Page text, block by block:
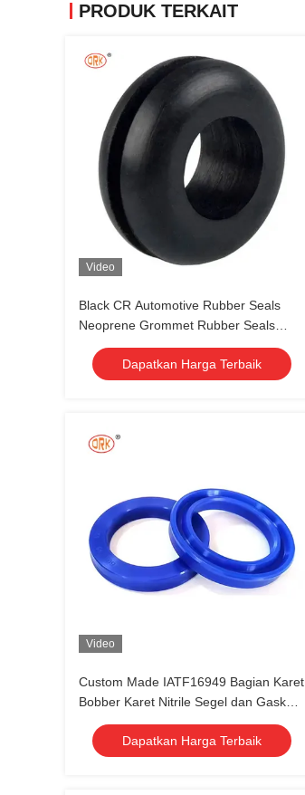
PRODUK TERKAIT
Video
Black CR Automotive Rubber Seals
Neoprene Grommet Rubber Seals
Untuk Kabel Konektor
Dapatkan Harga Terbaik
Video
Custom Made IATF16949 Bagian Karet
Bobber Karet Nitrile Segel dan Gaskets
Otomotif
Dapatkan Harga Terbaik